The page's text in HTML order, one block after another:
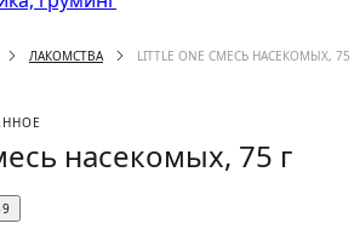
ЛАКОМСТВА LITTLE ONE СМЕСЬ НАСЕКОМЫХ, 75 Г
насекомых, 75 г